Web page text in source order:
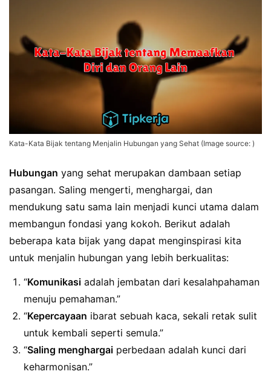
Kata-Kata Bijak tentang Menjalin Hubungan yang Sehat (Image source: )
Hubungan yang sehat merupakan dambaan setiap
pasangan. Saling mengerti, menghargai, dan
mendukung satu sama lain menjadi kunci utama dalam
membangun fondasi yang kokoh. Berikut adalah
beberapa kata bijak yang dapat menginspirasi kita
untuk menjalin hubungan yang lebih berkualitas:
“Komunikasi adalah jembatan dari kesalahpahaman
menuju pemahaman.”
“Kepercayaan ibarat sebuah kaca, sekali retak sulit
untuk kembali seperti semula.”
“Saling menghargai perbedaan adalah kunci dari
keharmonisan.”